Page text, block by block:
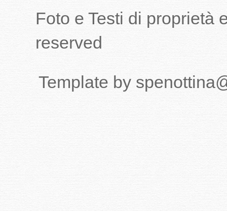
Foto e Testi di proprietà
reserved
Template by